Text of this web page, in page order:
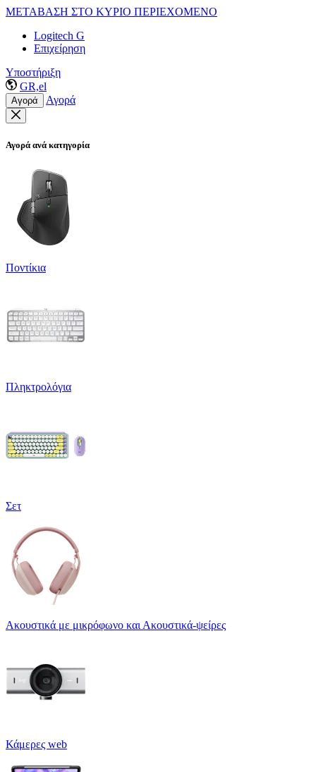
ΜΕΤΑΒΑΣΗ ΣΤΟ ΚΥΡΙΟ ΠΕΡΙΕΧΟΜΕΝΟ
Logitech G
Επιχείρηση
Υποστήριξη
GR,el
Αγορά Αγορά
Αγορά ανά κατηγορία
Ποντίκια
Πληκτρολόγια
Σετ
Ακουστικά με μικρόφωνο και Ακουστικά-ψείρες
Κάμερες web